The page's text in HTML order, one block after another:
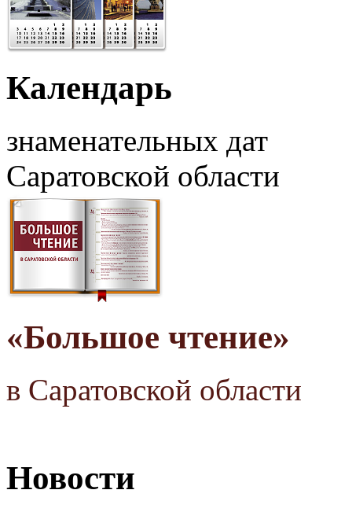
Календарь
знаменательных дат
Саратовской области
«Большое чтение»
в Саратовской области
Новости